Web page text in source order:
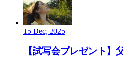
15 Dec, 2025
【試写会プレゼント】